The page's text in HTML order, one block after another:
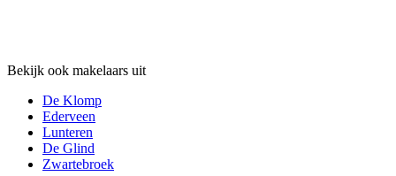
Bekijk ook makelaars uit
De Klomp
Ederveen
Lunteren
De Glind
Zwartebroek